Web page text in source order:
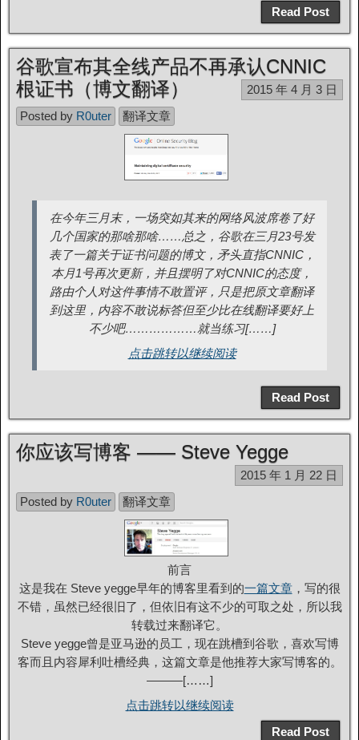
Read Post
谷歌宣布其全线产品不再承认CNNIC
根证书（博文翻译）
2015 年 4 月 3 日
Posted by R0uter 翻译文章
在今年三月末，一场突如其来的网络风波席卷了好
几个国家的那啥那啥……总之，谷歌在三月23号发
表了一篇关于证书问题的博文，矛头直指CNNIC，
本月1号再次更新，并且摆明了对CNNIC的态度，
路由个人对这件事情不敢置评，只是把原文章翻译
到这里，内容不敢说标答但至少比在线翻译要好上
不少吧………………就当练习[……]
点击跳转以继续阅读
Read Post
你应该写博客 —— Steve Yegge
2015 年 1 月 22 日
Posted by R0uter 翻译文章
前言
这是我在 Steve yegge早年的博客里看到的一篇文章，写的很
不错，虽然已经很旧了，但依旧有这不少的可取之处，所以我
转载过来翻译它。
Steve yegge曾是亚马逊的员工，现在跳槽到谷歌，喜欢写博
客而且内容犀利吐槽经典，这篇文章是他推荐大家写博客的。
———[……]
点击跳转以继续阅读
Read Post